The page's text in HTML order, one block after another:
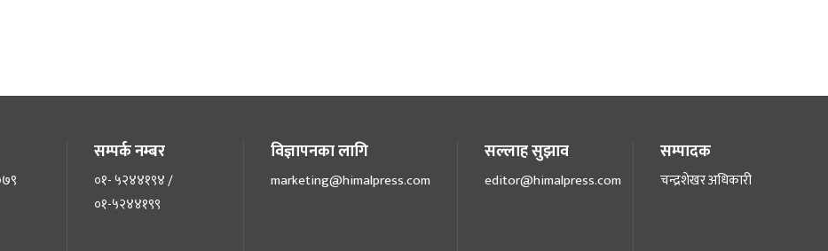
सम्पर्क नम्बर
०१- ५२४४१९४ /
०१-५२४४१९९
विज्ञापनका लागि
marketing@himalpress.com
सल्लाह सुझाव
editor@himalpress.com
सम्पादक
चन्द्रशेखर अधिकारी